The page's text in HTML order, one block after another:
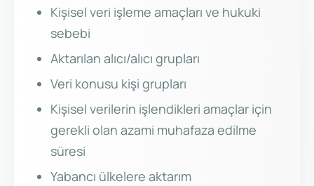
Kişisel veri işleme amaçları ve hukuki
sebebi
Aktarılan alıcı/alıcı grupları
Veri konusu kişi grupları
Kişisel verilerin işlendikleri amaçlar için
gerekli olan azami muhafaza edilme
süresi
Yabancı ülkelere aktarım